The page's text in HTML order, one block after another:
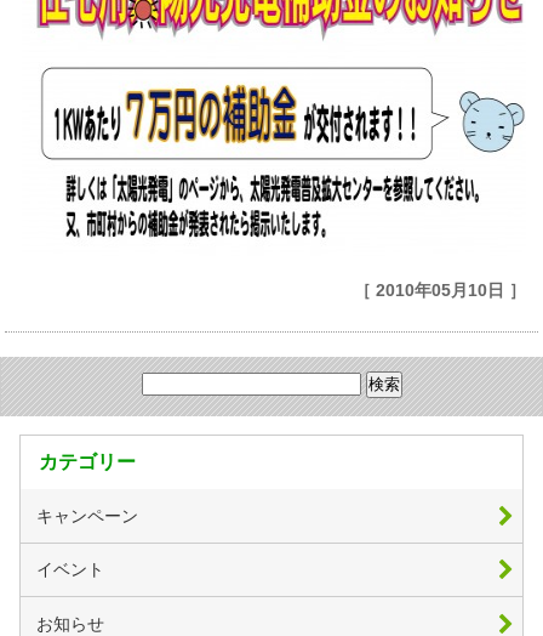
［ 2010年05月10日 ］
カテゴリー
キャンペーン
イベント
お知らせ